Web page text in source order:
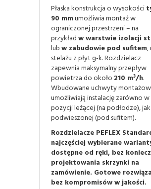
Płaska konstrukcja o wysokości
90 mmumożliwia montaż w
ograniczonej przestrzeni – na
przykładw warstwie izolacji
lubw zabudowie pod sufitem,
stelażu z płyt g-k. Rozdzielacz
zapewnia maksymalny przepływ
powietrza do około 210 m³/h.
Wbudowane uchwyty
umożliwiają instalację zarówno w
pozycji leżącej (na podłodze),
podwieszonej (pod sufitem).
Rozdzielacze PEFLEX
najczęściej wybierane
dostępne od ręki, bez
projektowania skrzynki na
zamówienie. Gotowe
bez kompromisów w jakości.